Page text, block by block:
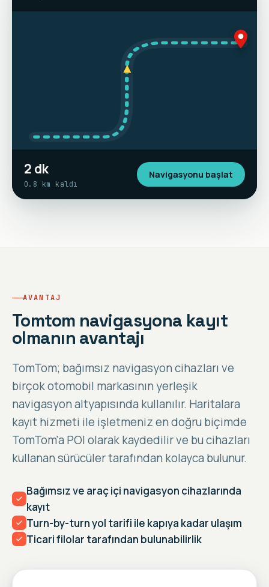
▲
2 dk
0.8 km kaldı
Navigasyonu başlat
AVANTAJ
Tomtom navigasyona kayıt
olmanın avantajı
TomTom; bağımsız navigasyon cihazları ve
birçok otomobil markasının yerleşik
navigasyon altyapısında kullanılır. Haritalara
kayıt hizmeti ile işletmeniz en doğru biçimde
TomTom'a POI olarak kaydedilir ve bu cihazları
kullanan sürücüler tarafından kolayca bulunur.
Bağımsız ve araç içi navigasyon cihazlarında
kayıt
Turn-by-turn yol tarifi ile kapıya kadar ulaşım
Ticari filolar tarafından bulunabilirlik